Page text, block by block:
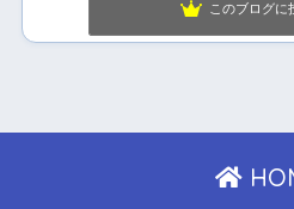
このブログに